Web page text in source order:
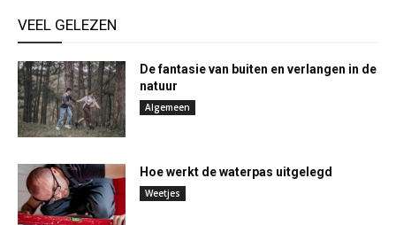
VEEL GELEZEN
De fantasie van buiten en verlangen in de
natuur
Algemeen
Hoe werkt de waterpas uitgelegd
Weetjes